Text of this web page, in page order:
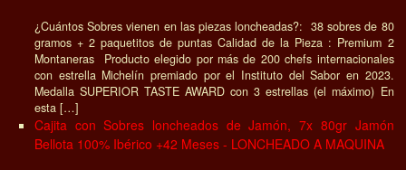
¿Cuántos Sobres vienen en las piezas loncheadas?: 38 sobres de 80
gramos + 2 paquetitos de puntas Calidad de la Pieza : Premium 2
Montaneras Producto elegido por más de 200 chefs internacionales
con estrella Michelín premiado por el Instituto del Sabor en 2023.
Medalla SUPERIOR TASTE AWARD con 3 estrellas (el máximo) En
esta […]
Cajita con Sobres loncheados de Jamón, 7x 80gr Jamón
Bellota 100% Ibérico +42 Meses - LONCHEADO A MAQUINA